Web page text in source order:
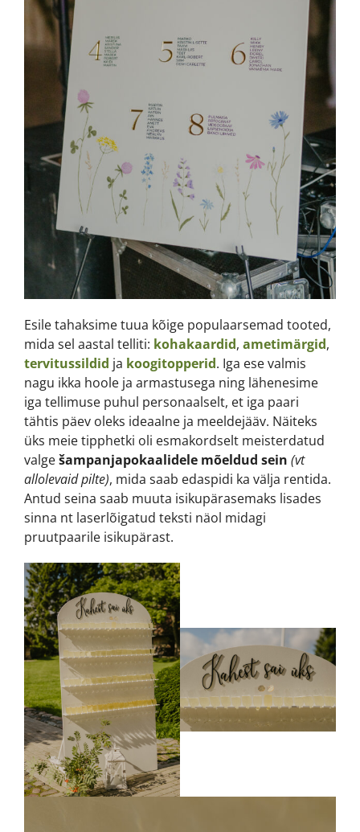
Esile tahaksime tuua kõige populaarsemad tooted,
mida sel aastal telliti: kohakaardid, ametimärgid,
tervitussildid ja koogitopperid. Iga ese valmis
nagu ikka hoole ja armastusega ning lähenesime
iga tellimuse puhul personaalselt, et iga paari
tähtis päev oleks ideaalne ja meeldejääv. Näiteks
üks meie tipphetki oli esmakordselt meisterdatud
valgešampanjapokaalidele mõeldud sein (vt
allolevaid pilte), mida saab edaspidi ka välja rentida.
Antud seina saab muuta isikupärasemaks lisades
sinna nt laserlõigatud teksti näol midagi
pruutpaarile isikupärast.